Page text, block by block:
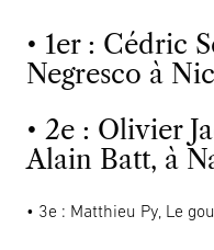
• 1er : Cédric
Negresco à
• 2e : Olivier
Alain Batt, à
• 3e : Matthieu Py, Le